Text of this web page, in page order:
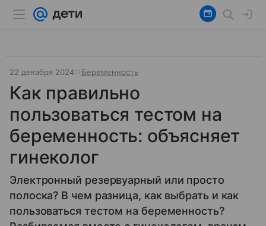
22 декабря 2024 Беременность
Как правильно
пользоваться тестом на
беременность: объясняет
гинеколог
Электронный резервуарный или просто
полоска? В чем разница, как выбрать и как
пользоваться тестом на беременность?